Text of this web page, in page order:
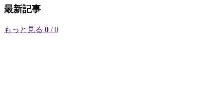
最新記事
もっと見る 0 / 0